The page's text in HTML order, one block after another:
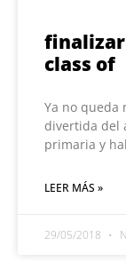
finalizar
class of
Ya no queda
divertida del
primaria y
LEER MÁS »
29/05/2018